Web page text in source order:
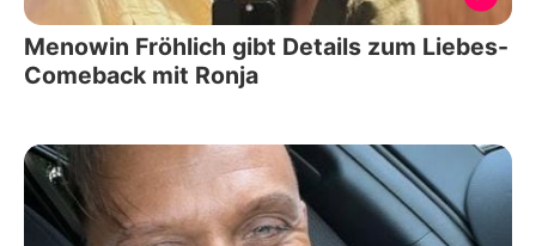
Menowin Fröhlich gibt Details zum Liebes-
Comeback mit Ronja